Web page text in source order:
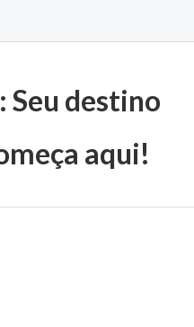
Seu destino
aqui!